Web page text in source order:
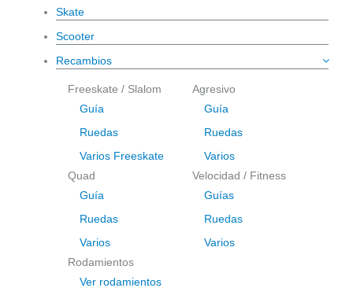
Skate
Scooter
Recambios
Freeskate / Slalom
Guía
Ruedas
Varios Freeskate
Agresivo
Guía
Ruedas
Varios
Quad
Guía
Ruedas
Varios
Velocidad / Fitness
Guías
Ruedas
Varios
Rodamientos
Ver rodamientos